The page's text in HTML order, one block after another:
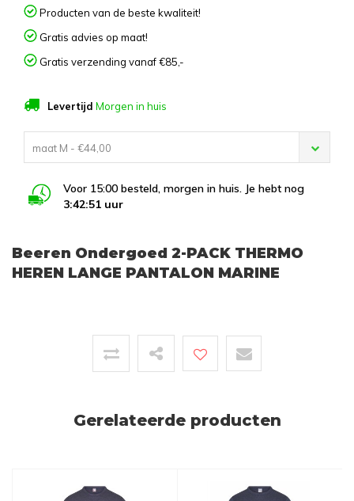
Producten van de beste kwaliteit!
Gratis advies op maat!
Gratis verzending vanaf €85,-
Levertijd Morgen in huis
maat M - €44,00
Voor 15:00 besteld, morgen in huis. Je hebt nog
3:42:51 uur
Beeren Ondergoed 2-PACK THERMO
HEREN LANGE PANTALON MARINE
Gerelateerde producten